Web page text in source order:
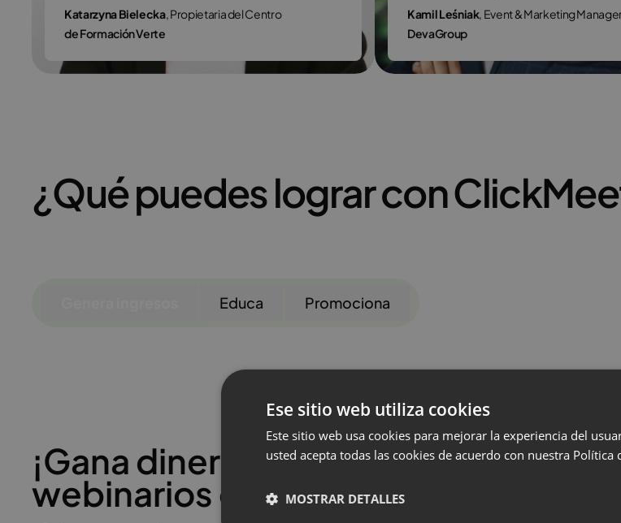
Katarzyna Bielecka, Propietaria del Centro
de Formación Verte
Kamil Leśniak, Event & Marketing
DevaGroup
¿Qué puedes lograr con
Educa Promociona
¡Gana dinero con
webinarios de pago!
Ese sitio web utiliza cookies
Este sitio web usa cookies para mejorar la experiencia del
usted acepta todas las cookies de acuerdo con nuestra Política
MOSTRAR DETALLES